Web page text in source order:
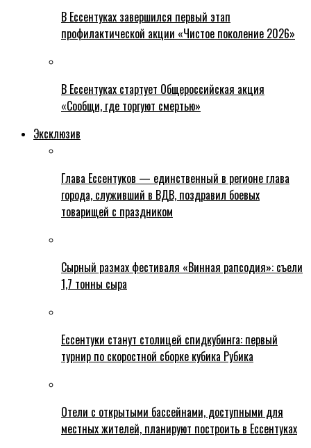
В Ессентуках завершился первый этап
профилактической акции «Чистое поколение 2026»
В Ессентуках стартует Общероссийская акция
«Сообщи, где торгуют смертью»
Эксклюзив
Глава Ессентуков — единственный в регионе глава
города, служивший в ВДВ, поздравил боевых
товарищей с праздником
Сырный размах фестиваля «Винная рапсодия»: съели
1,7 тонны сыра
Ессентуки станут столицей спидкубинга: первый
турнир по скоростной сборке кубика Рубика
Отели с открытыми бассейнами, доступными для
местных жителей, планируют построить в Ессентуках